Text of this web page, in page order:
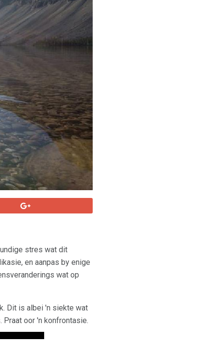
stres wat dit
en aanpas by enige
wat op
Dit is albei 'n siekte wat
oor 'n konfrontasie.